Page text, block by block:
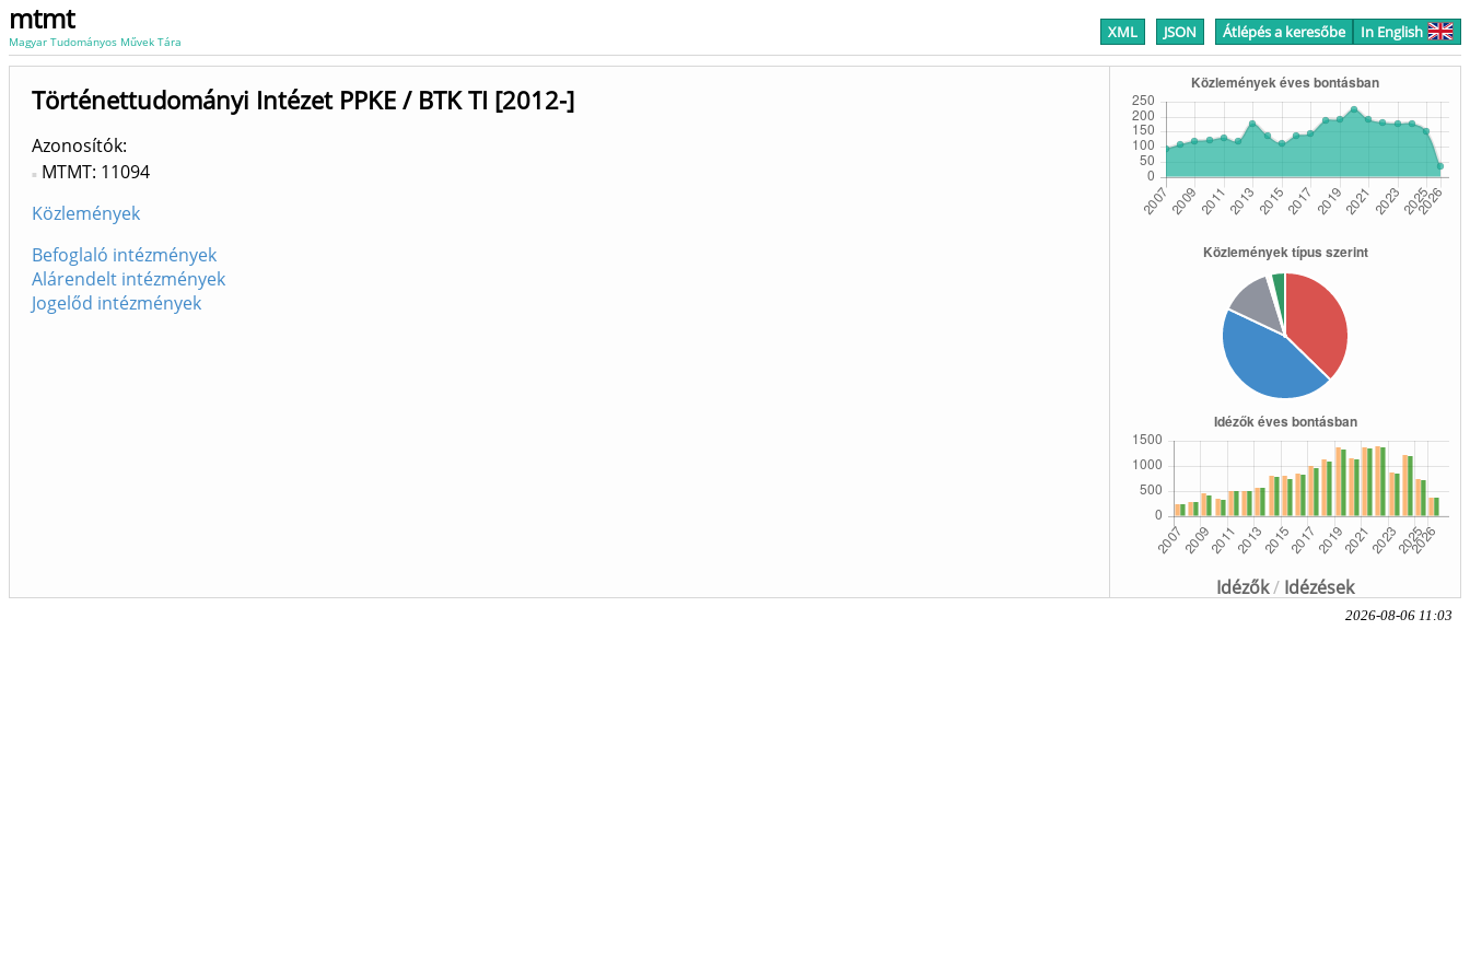
mtmt
Magyar Tudományos Művek Tára XML JSON Átlépés a keresőbe In English
Idézők/ Idézések
Történettudományi Intézet PPKE / BTK TI [2012-]
Azonosítók
MTMT: 11094
Közlemények
Befoglaló intézmények
Alárendelt intézmények
Jogelőd intézmények
2026-08-06 11:03